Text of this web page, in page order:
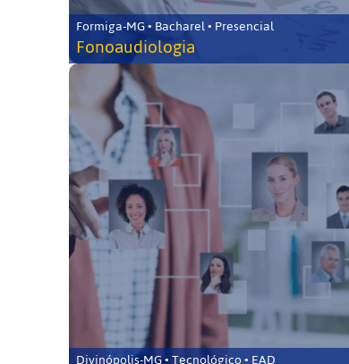
Formiga-MG • Bacharel • Presencial
Fonoaudiologia